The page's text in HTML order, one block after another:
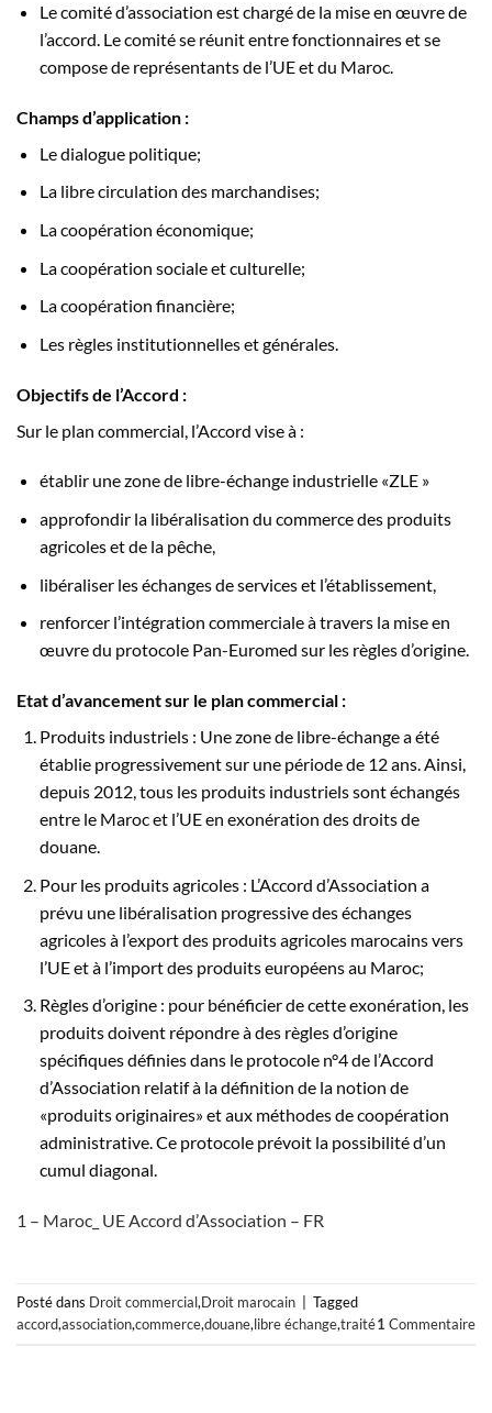
Le comité d’association est chargé de la mise en œuvre de
l’accord. Le comité se réunit entre fonctionnaires et se
compose de représentants de l’UE et du Maroc.
Champs d’application :
Le dialogue politique;
La libre circulation des marchandises;
La coopération économique;
La coopération sociale et culturelle;
La coopération financière;
Les règles institutionnelles et générales.
Objectifs de l’Accord :
Sur le plan commercial, l’Accord vise à :
établir une zone de libre-échange industrielle «ZLE »
approfondir la libéralisation du commerce des produits
agricoles et de la pêche,
libéraliser les échanges de services et l’établissement,
renforcer l’intégration commerciale à travers la mise en
œuvre du protocole Pan-Euromed sur les règles d’origine.
Etat d’avancement sur le plan commercial :
Produits industriels : Une zone de libre-échange a été
établie progressivement sur une période de 12 ans. Ainsi,
depuis 2012, tous les produits industriels sont échangés
entre le Maroc et l’UE en exonération des droits de
douane.
Pour les produits agricoles : L’Accord d’Association a
prévu une libéralisation progressive des échanges
agricoles à l’export des produits agricoles marocains vers
l’UE et à l’import des produits européens au Maroc;
Règles d’origine : pour bénéficier de cette exonération, les
produits doivent répondre à des règles d’origine
spécifiques définies dans le protocole n°4 de l’Accord
d’Association relatif à la définition de la notion de
«produits originaires» et aux méthodes de coopération
administrative. Ce protocole prévoit la possibilité d’un
cumul diagonal.
1 – Maroc_ UE Accord d’Association – FR
Posté dans Droit commercial,Droit marocain
Tagged
accord,association,commerce,douane,libre échange,traité1 Commentaire